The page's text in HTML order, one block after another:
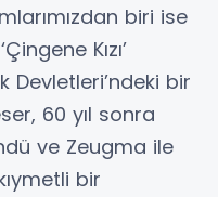
biri ise
Kızı’
Devletleri’ndeki bir
60 yıl sonra
ve Zeugma ile
bir